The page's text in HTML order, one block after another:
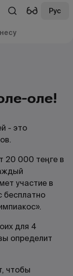
Рус
оле!
- это
20 000 теңге в
участие в
бесплатно
для 4
определит
чтобы